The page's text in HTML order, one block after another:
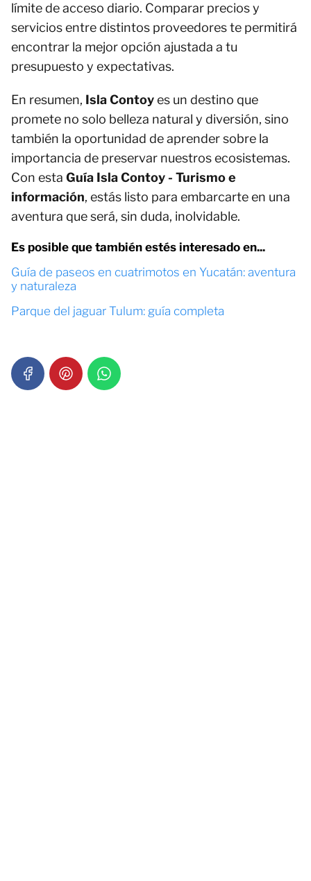
límite de acceso diario. Comparar precios y
servicios entre distintos proveedores te permitirá
encontrar la mejor opción ajustada a tu
presupuesto y expectativas.
En resumen, Isla Contoyes un destino que
promete no solo belleza natural y diversión, sino
también la oportunidad de aprender sobre la
importancia de preservar nuestros ecosistemas.
Con esta Guía Isla Contoy - Turismo e
información, estás listo para embarcarte en una
aventura que será, sin duda, inolvidable.
Es posible que también estés interesado en...
Guía de paseos en cuatrimotos en Yucatán: aventura
y naturaleza
Parque del jaguar Tulum: guía completa